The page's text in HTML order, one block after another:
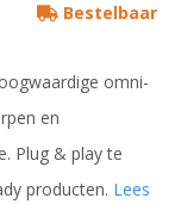
Bestelbaar
omni-
en
Plug & play te
producten. Lees